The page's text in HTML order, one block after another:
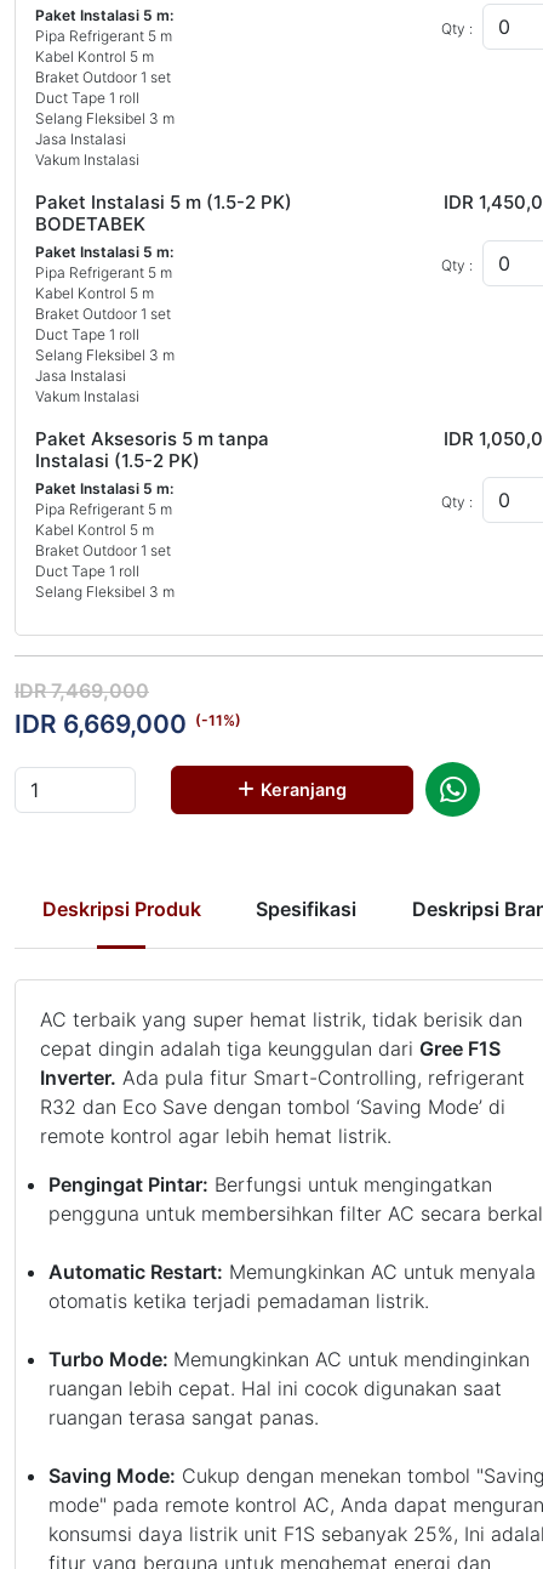
Paket Instalasi 5 m:
Pipa Refrigerant 5 m
Kabel Kontrol 5 m
Braket Outdoor 1 set
Duct Tape 1 roll
Selang Fleksibel 3 m
Jasa Instalasi
Vakum Instalasi
Qty :
Paket Instalasi 5 m (1.5-2 PK)
BODETABEK
Paket Instalasi 5 m:
Pipa Refrigerant 5 m
Kabel Kontrol 5 m
Braket Outdoor 1 set
Duct Tape 1 roll
Selang Fleksibel 3 m
Jasa Instalasi
Vakum Instalasi
IDR
Qty :
Paket Aksesoris 5 m tanpa
Instalasi (1.5-2 PK)
Paket Instalasi 5 m:
Pipa Refrigerant 5 m
Kabel Kontrol 5 m
Braket Outdoor 1 set
Duct Tape 1 roll
Selang Fleksibel 3 m
IDR
Qty :
IDR 7,469,000
IDR 6,669,000 (-11%)
Keranjang
Deskripsi Produk Spesifikasi Deskripsi
AC terbaik yang super hemat listrik, tidak berisik dan
cepat dingin adalah tiga keunggulan dari Gree F1S
Inverter. Ada pula fitur Smart-Controlling, refrigerant
R32 dan Eco Save dengan tombol ‘Saving Mode’ di
remote kontrol agar lebih hemat listrik.
Pengingat Pintar: Berfungsi untuk mengingatkan
pengguna untuk membersihkan filter AC secara
Automatic Restart: Memungkinkan AC untuk menyala
otomatis ketika terjadi pemadaman listrik.
Turbo Mode: Memungkinkan AC untuk mendinginkan
ruangan lebih cepat. Hal ini cocok digunakan saat
ruangan terasa sangat panas.
Saving Mode: Cukup dengan menekan tombol
mode" pada remote kontrol AC, Anda dapat
konsumsi daya listrik unit F1S sebanyak 25%, Ini
fitur yang berguna untuk menghemat energi dan